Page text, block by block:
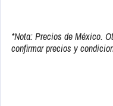
*Nota: Precios de México.
confirmar precios y